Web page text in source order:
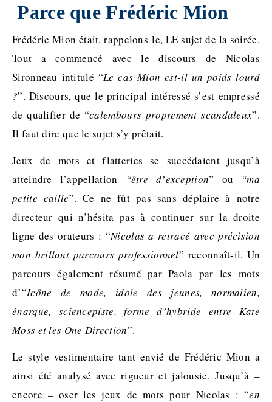
Parce que Frédéric Mion
Frédéric Mion était, rappelons-le, LE sujet de la soirée.
Tout a commencé avec le discours de Nicolas
Sironneau intitulé “Le cas Mion est-il un poids lourd
?”. Discours, que le principal intéressé s’est empressé
de qualifier de “calembours proprement scandaleux”.
Il faut dire que le sujet s’y prêtait.
Jeux de mots et flatteries se succédaient jusqu’à
atteindre l’appellation
“être d’exception” ou “ma
petite caille”. Ce ne fût pas sans déplaire à notre
directeur qui n’hésita pas à continuer sur la droite
ligne des orateurs : “Nicolas a retracé avec précision
mon brillant parcours professionnel” reconnaît-il. Un
parcours également résumé par Paola par les mots
d’“Icône de mode, idole des jeunes, normalien,
énarque, sciencepiste, forme d’hybride entre Kate
Moss et les One Direction”.
Le style vestimentaire tant envié de Frédéric Mion a
ainsi été analysé avec rigueur et jalousie. Jusqu’à –
encore – oser les jeux de mots pour Nicolas : “en